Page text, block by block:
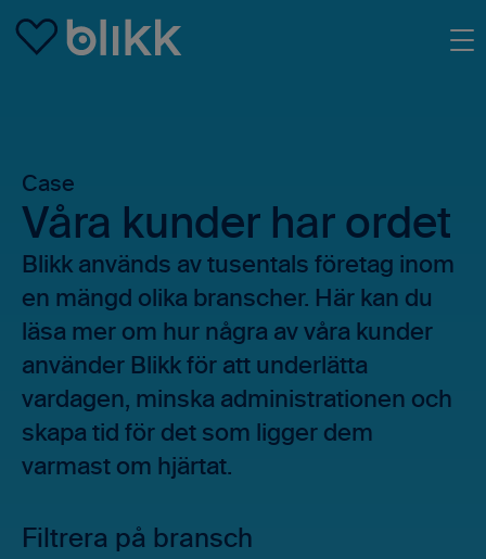
Case
Våra kunder har ordet
Blikk används av tusentals företag inom
en mängd olika branscher. Här kan du
läsa mer om hur några av våra kunder
använder Blikk för att underlätta
vardagen, minska administrationen och
skapa tid för det som ligger dem
varmast om hjärtat.
Filtrera på bransch